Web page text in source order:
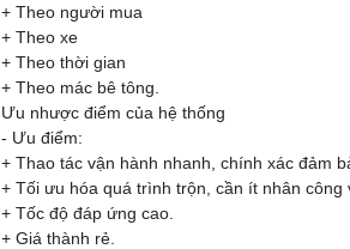
+ Theo người mua
+ Theo xe
+ Theo thời gian
+ Theo mác bê tông.
Ưu nhược điểm của hệ thống
- Ưu điểm:
+ Thao tác vận hành nhanh, chính xác đảm
+ Tối ưu hóa quá trình trộn, cần ít nhân công
+ Tốc độ đáp ứng cao.
+ Giá thành rẻ.